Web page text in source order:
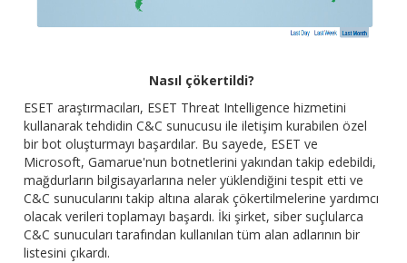
Nasıl çökertildi?
ESET araştırmacıları, ESET Threat Intelligence hizmetini
kullanarak tehdidin C&C sunucusu ile iletişim kurabilen özel
bir bot oluşturmayı başardılar. Bu sayede, ESET ve
Microsoft, Gamarue'nun botnetlerini yakından takip edebildi,
mağdurların bilgisayarlarına neler yüklendiğini tespit etti ve
C&C sunucularını takip altına alarak çökertilmelerine yardımcı
olacak verileri toplamayı başardı. İki şirket, siber suçlularca
C&C sunucuları tarafından kullanılan tüm alan adlarının bir
listesini çıkardı.